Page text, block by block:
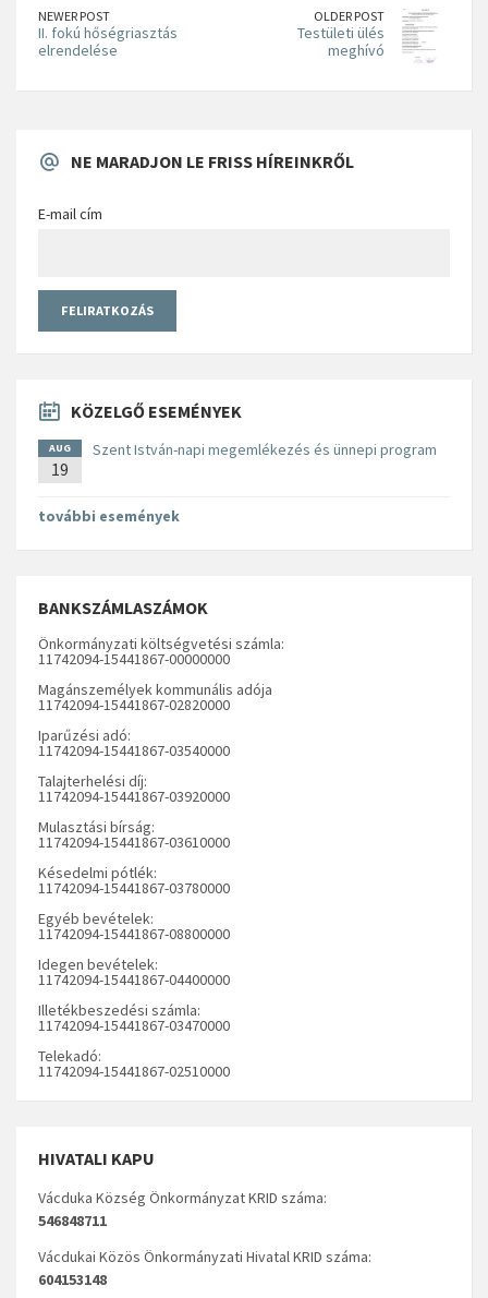
NEWER POST
II. fokú hőségriasztás
elrendelése
OLDER POST
Testületi ülés
meghívó
NE MARADJON LE FRISS HÍREINKRŐL
E-mail cím
KÖZELGŐ ESEMÉNYEK
AUG
19
Szent István-napi megemlékezés és ünnepi program
további események
BANKSZÁMLASZÁMOK
Önkormányzati költségvetési számla:
11742094-15441867-00000000
Magánszemélyek kommunális adója
11742094-15441867-02820000
Iparűzési adó:
11742094-15441867-03540000
Talajterhelési díj:
11742094-15441867-03920000
Mulasztási bírság:
11742094-15441867-03610000
Késedelmi pótlék:
11742094-15441867-03780000
Egyéb bevételek:
11742094-15441867-08800000
Idegen bevételek:
11742094-15441867-04400000
Illetékbeszedési számla:
11742094-15441867-03470000
Telekadó:
11742094-15441867-02510000
HIVATALI KAPU
Vácduka Község Önkormányzat KRID száma:
546848711
Vácdukai Közös Önkormányzati Hivatal KRID száma:
604153148